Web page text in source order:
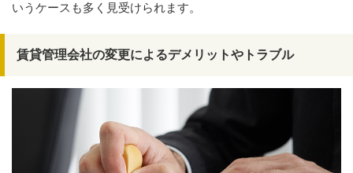
いうケースも多く見受けられます。
賃貸管理会社の変更によるデメリットやトラブル